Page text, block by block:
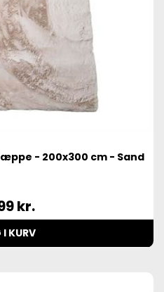
- 200x300 cm - Sand
kr.
KURV